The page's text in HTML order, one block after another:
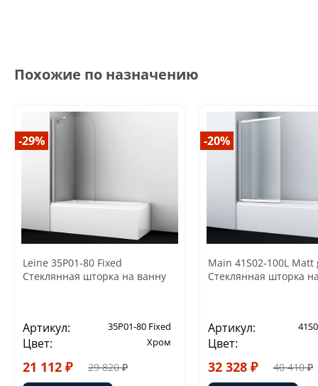
Похожие по назначению
-29%
Leine 35P01-80 Fixed
Стеклянная шторка на ванну
Артикул: 35P01-80 Fixed
Цвет: Хром
21 112 ₽ 29 820 ₽
-20%
Main 41S02-100L Matt
Стеклянная шторка
Артикул:
Цвет:
32 328 ₽ 40 410 ₽